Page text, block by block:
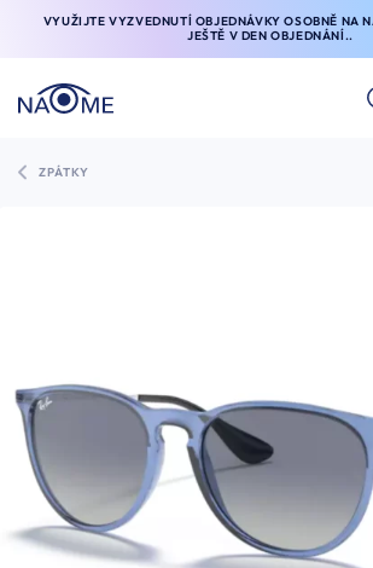
VYUŽIJTE VYZVEDNUTÍ OBJEDNÁVKY OSOBNĚ NA
JEŠTĚ V DEN OBJEDNÁNÍ..
ZPÁTKY